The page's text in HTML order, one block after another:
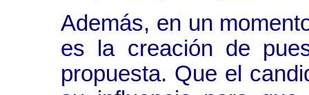
Además, en un
es la creación de
propuesta. Que el